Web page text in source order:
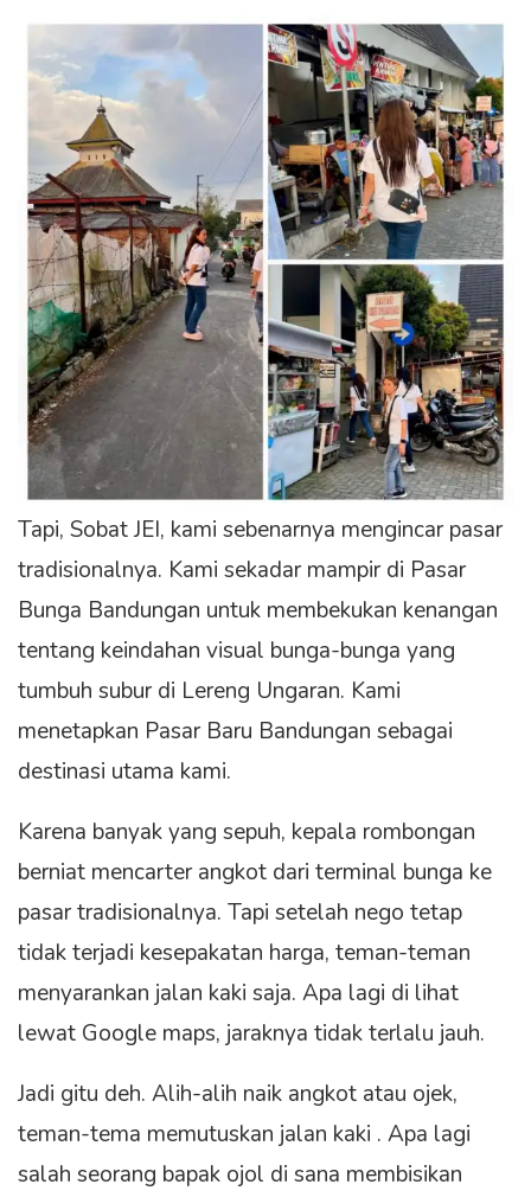
Tapi, Sobat JEI, kami sebenarnya mengincar pasar
tradisionalnya. Kami sekadar mampir di Pasar
Bunga Bandungan untuk membekukan kenangan
tentang keindahan visual bunga-bunga yang
tumbuh subur di Lereng Ungaran. Kami
menetapkan Pasar Baru Bandungan sebagai
destinasi utama kami.
Karena banyak yang sepuh, kepala rombongan
berniat mencarter angkot dari terminal bunga ke
pasar tradisionalnya. Tapi setelah nego tetap
tidak terjadi kesepakatan harga, teman-teman
menyarankan jalan kaki saja. Apa lagi di lihat
lewat Google maps, jaraknya tidak terlalu jauh.
Jadi gitu deh. Alih-alih naik angkot atau ojek,
teman-tema memutuskan jalan kaki . Apa lagi
salah seorang bapak ojol di sana membisikan